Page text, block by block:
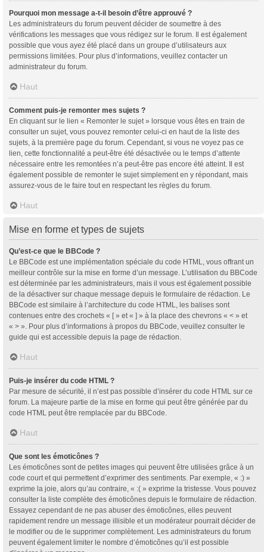
Pourquoi mon message a-t-il besoin d’être approuvé ?
Les administrateurs du forum peuvent décider de soumettre à des
vérifications les messages que vous rédigez sur le forum. Il est également
possible que vous ayez été placé dans un groupe d’utilisateurs aux
permissions limitées. Pour plus d’informations, veuillez contacter un
administrateur du forum.
Haut
Comment puis-je remonter mes sujets ?
En cliquant sur le lien « Remonter le sujet » lorsque vous êtes en train de
consulter un sujet, vous pouvez remonter celui-ci en haut de la liste des
sujets, à la première page du forum. Cependant, si vous ne voyez pas ce
lien, cette fonctionnalité a peut-être été désactivée ou le temps d’attente
nécessaire entre les remontées n’a peut-être pas encore été atteint. Il est
également possible de remonter le sujet simplement en y répondant, mais
assurez-vous de le faire tout en respectant les règles du forum.
Haut
Mise en forme et types de sujets
Qu’est-ce que le BBCode ?
Le BBCode est une implémentation spéciale du code HTML, vous offrant un
meilleur contrôle sur la mise en forme d’un message. L’utilisation du BBCode
est déterminée par les administrateurs, mais il vous est également possible
de la désactiver sur chaque message depuis le formulaire de rédaction. Le
BBCode est similaire à l’architecture du code HTML, les balises sont
contenues entre des crochets « [ » et « ] » à la place des chevrons « < » et
« > ». Pour plus d’informations à propos du BBCode, veuillez consulter le
guide qui est accessible depuis la page de rédaction.
Haut
Puis-je insérer du code HTML ?
Par mesure de sécurité, il n’est pas possible d’insérer du code HTML sur ce
forum. La majeure partie de la mise en forme qui peut être générée par du
code HTML peut être remplacée par du BBCode.
Haut
Que sont les émoticônes ?
Les émoticônes sont de petites images qui peuvent être utilisées grâce à un
code court et qui permettent d’exprimer des sentiments. Par exemple, « :) »
exprime la joie, alors qu’au contraire, « :( » exprime la tristesse. Vous pouvez
consulter la liste complète des émoticônes depuis le formulaire de rédaction.
Essayez cependant de ne pas abuser des émoticônes, elles peuvent
rapidement rendre un message illisible et un modérateur pourrait décider de
le modifier ou de le supprimer complètement. Les administrateurs du forum
peuvent également limiter le nombre d’émoticônes qu’il est possible